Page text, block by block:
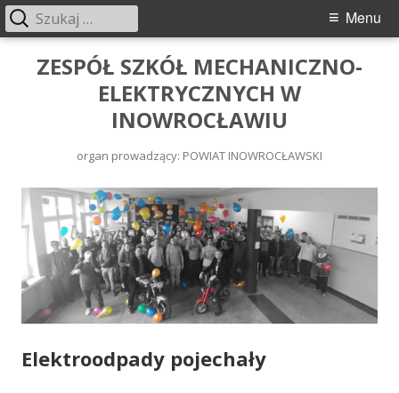
ZESPÓŁ SZKÓŁ MECHANICZNO-
ELEKTRYCZNYCH W
INOWROCŁAWIU
organ prowadzący: POWIAT INOWROCŁAWSKI
Menu
Elektroodpady pojechały